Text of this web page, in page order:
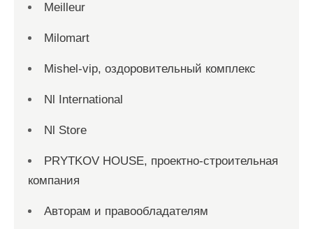
Meilleur
Milomart
Mishel-vip, оздоровительный комплекс
Nl International
Nl Store
PRYTKOV HOUSE, проектно-строительная
компания
Авторам и правообладателям